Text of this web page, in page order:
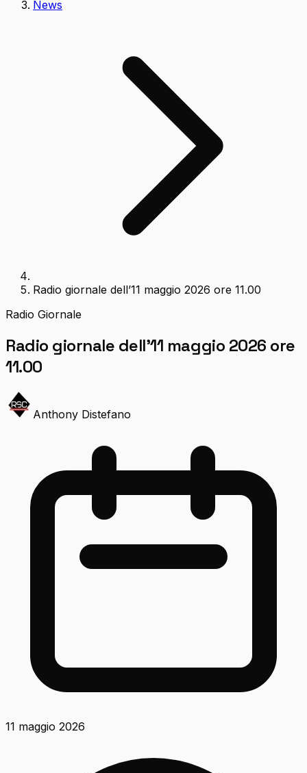
News
Radio giornale dell’11 maggio 2026 ore 11.00
Radio Giornale
Radio giornale dell’11 maggio 2026 ore
11.00
Anthony Distefano
11 maggio 2026